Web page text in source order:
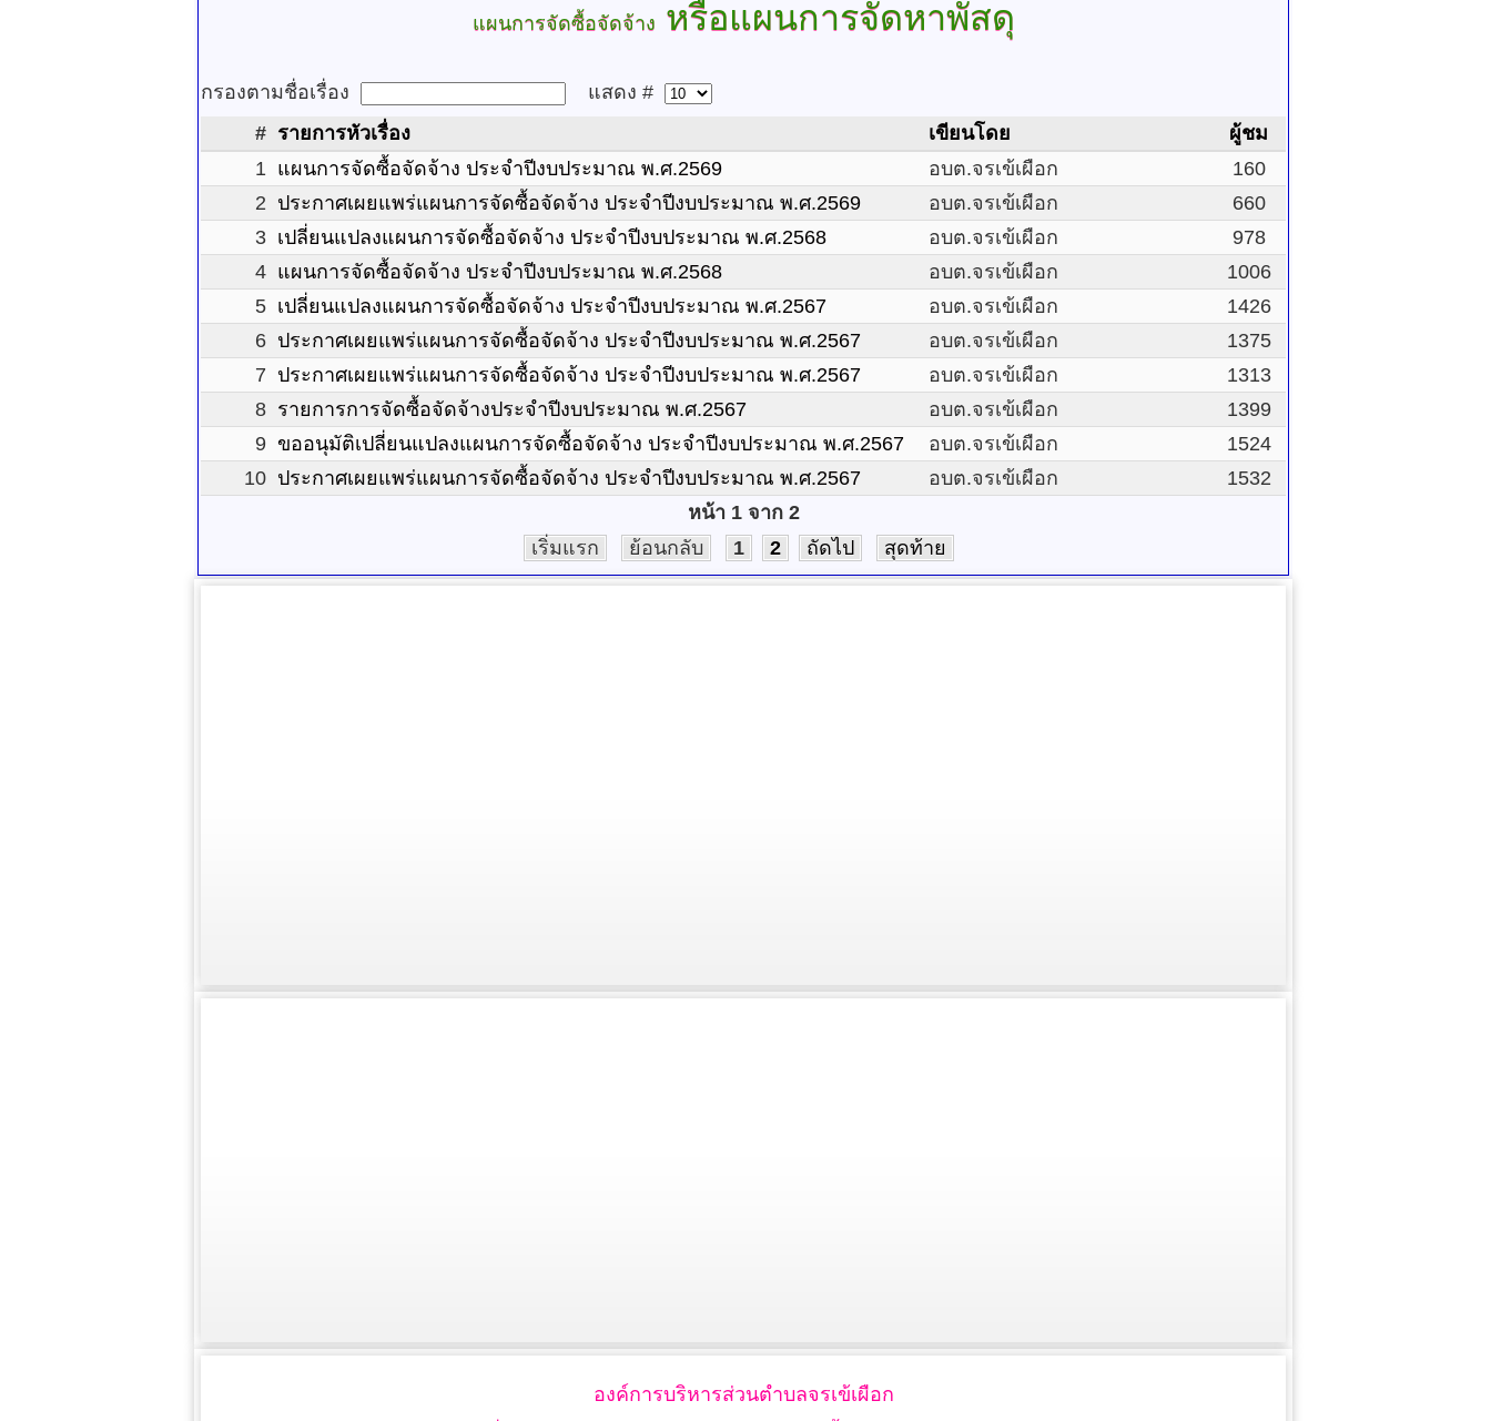
แผนการจัดซื้อจัดจ้าง หรือแผนการจัดหาพัสดุ
กรองตามชื่อเรื่อง
แสดง #
# รายการหัวเรื่อง เขียนโดย
ผู้ชม
1 แผนการจัดซื้อจัดจ้าง ประจำปีงบประมาณ พ.ศ.2569 อบต.จรเข้เผือก
160
2 ประกาศเผยแพร่แผนการจัดซื้อจัดจ้าง ประจำปีงบประมาณ พ.ศ.2569 อบต.จรเข้เผือก
660
3 เปลี่ยนแปลงแผนการจัดซื้อจัดจ้าง ประจำปีงบประมาณ พ.ศ.2568 อบต.จรเข้เผือก
978
4 แผนการจัดซื้อจัดจ้าง ประจำปีงบประมาณ พ.ศ.2568 อบต.จรเข้เผือก
1006
5 เปลี่ยนแปลงแผนการจัดซื้อจัดจ้าง ประจำปีงบประมาณ พ.ศ.2567 อบต.จรเข้เผือก
1426
6 ประกาศเผยแพร่แผนการจัดซื้อจัดจ้าง ประจำปีงบประมาณ พ.ศ.2567 อบต.จรเข้เผือก
1375
7 ประกาศเผยแพร่แผนการจัดซื้อจัดจ้าง ประจำปีงบประมาณ พ.ศ.2567 อบต.จรเข้เผือก
1313
8 รายการการจัดซื้อจัดจ้างประจำปีงบประมาณ พ.ศ.2567 อบต.จรเข้เผือก
1399
9 ขออนุมัติเปลี่ยนแปลงแผนการจัดซื้อจัดจ้าง ประจำปีงบประมาณ พ.ศ.2567 อบต.จรเข้เผือก
1524
10 ประกาศเผยแพร่แผนการจัดซื้อจัดจ้าง ประจำปีงบประมาณ พ.ศ.2567 อบต.จรเข้เผือก
1532
หน้า 1 จาก 2
เริ่มแรก
ย้อนกลับ 1 2 ถัดไป สุดท้าย
องค์การบริหารส่วนตำบลจรเข้เผือก